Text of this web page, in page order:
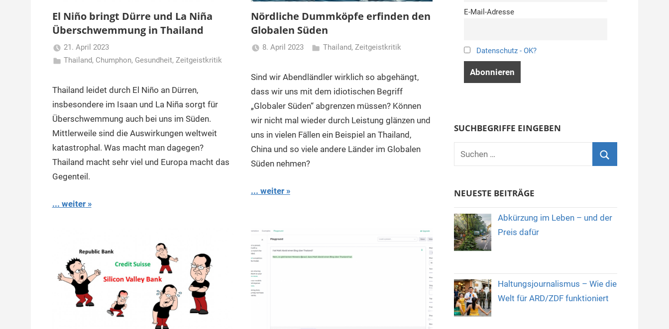
El Niño bringt Dürre und La Niña
Überschwemmung in Thailand
21. April 2023
Matt
Thailand, Chumphon, Gesundheit, Zeitgeistkritik
Thailand leidet durch El Niño an Dürren,
insbesondere im Isaan und La Niña sorgt für
Überschwemmung auch bei uns im Süden.
Mittlerweile sind die Auswirkungen weltweit
katastrophal. Was macht man dagegen?
Thailand macht sehr viel und Europa macht das
Gegenteil.
... weiter
Nördliche Dummköpfe erfinden den
Globalen Süden
8. April 2023
Thailand, Zeitgeistkritik
Sind wir Abendländler wirklich so abgehängt,
dass wir uns mit dem idiotischen Begriff
„Globaler Süden“ abgrenzen müssen? Können
wir nicht mal wieder durch Leistung glänzen und
uns in vielen Fällen ein Beispiel an Thailand,
China und so viele andere Länder im Globalen
Süden nehmen?
... weiter
E-Mail-Adresse
Datenschutz - OK?
SUCHBEGRIFFE EINGEBEN
Suchen
nach:
NEUESTE BEITRÄGE
Abkürzung im Leben – und der
Preis dafür
Haltungsjournalismus – Wie die
Welt für ARD/ZDF funktioniert